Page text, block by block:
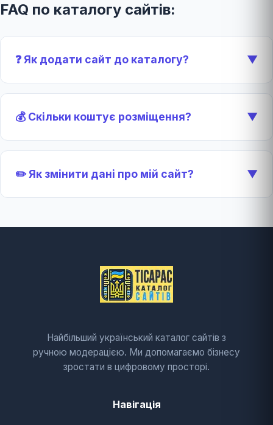
FAQ по каталогу сайтів:
❓ Як додати сайт до каталогу? ▼
💰 Скільки коштує розміщення? ▼
✏️ Як змінити дані про мій сайт? ▼
Найбільший український каталог сайтів з
ручною модерацією. Ми допомагаємо бізнесу
зростати в цифровому просторі.
Навігація